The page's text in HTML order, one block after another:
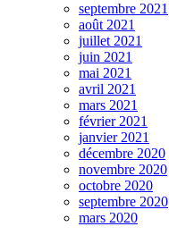
septembre 2021
août 2021
juillet 2021
juin 2021
mai 2021
avril 2021
mars 2021
février 2021
janvier 2021
décembre 2020
novembre 2020
octobre 2020
septembre 2020
mars 2020